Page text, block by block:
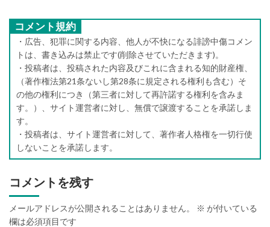
コメント規約
・広告、犯罪に関する内容、他人が不快になる誹謗中傷コメン
トは、書き込みは禁止です(削除させていただきます)。
・投稿者は、投稿された内容及びこれに含まれる知的財産権、
（著作権法第21条ないし第28条に規定される権利も含む）そ
の他の権利につき（第三者に対して再許諾する権利を含みま
す。）、サイト運営者に対し、無償で譲渡することを承諾しま
す。
・投稿者は、サイト運営者に対して、著作者人格権を一切行使
しないことを承諾します。
コメントを残す
メールアドレスが公開されることはありません。 ※ が付いている
欄は必須項目です